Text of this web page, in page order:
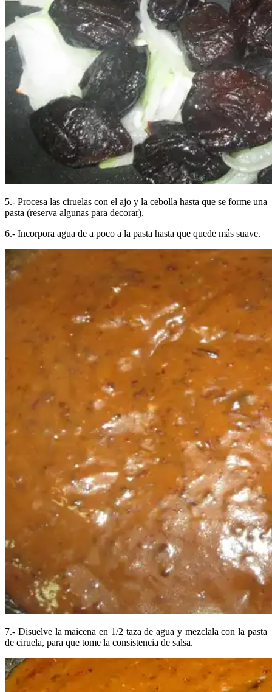
5.- Procesa las ciruelas con el ajo y la cebolla hasta que se forme una
pasta (reserva algunas para decorar).
6.- Incorpora agua de a poco a la pasta hasta que quede más suave.
7.- Disuelve la maicena en 1/2 taza de agua y mezclala con la pasta
de ciruela, para que tome la consistencia de salsa.